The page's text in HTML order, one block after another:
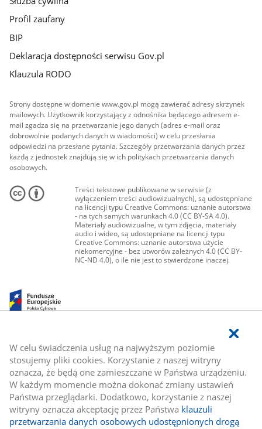
W celu świadczenia usług na najwyższym poziomie
stosujemy pliki cookies. Korzystanie z naszej witryny
oznacza, że będą one zamieszczane w Państwa urządzeniu.
W każdym momencie można dokonać zmiany ustawień
Państwa przeglądarki. Dodatkowo, korzystanie z naszej
witryny oznacza akceptację przez Państwa klauzuli
przetwarzania danych osobowych udostępnionych drogą
Profil zaufany
BIP
Deklaracja dostępności serwisu Gov.pl
Klauzula RODO
Strony dostępne w domenie www.gov.pl mogą zawierać adresy skrzynek
mailowych. Użytkownik korzystający z odnośnika będącego adresem e-
mail zgadza się na przetwarzanie jego danych (adres e-mail oraz
dobrowolnie podanych danych w wiadomości) w celu przesłania
odpowiedzi na przesłane pytania. Szczegóły przetwarzania danych przez
każdą z jednostek znajdują się w ich politykach przetwarzania danych
osobowych.
Treści tekstowe publikowane w serwisie (z
wyłączeniem treści audiowizualnych), są udostępniane
na licencji typu Creative Commons: uznanie autorstwa
- na tych samych warunkach 4.0 (CC BY-SA 4.0).
Materiały audiowizualne, w tym zdjęcia, materiały
audio i wideo, są udostępniane na licencji typu
Creative Commons: uznanie autorstwa użycie
niekomercyjne - bez utworów zależnych 4.0 (CC BY-
NC-ND 4.0), o ile nie jest to stwierdzone inaczej.